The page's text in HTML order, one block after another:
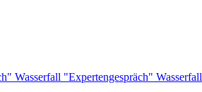
"Expertengespräch" Wasserfall